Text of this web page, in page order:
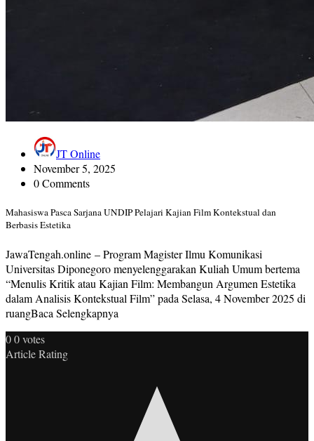
JT Online
November 5, 2025
0 Comments
Mahasiswa Pasca Sarjana UNDIP Pelajari Kajian Film Kontekstual dan
Berbasis Estetika
JawaTengah.online – Program Magister Ilmu Komunikasi
Universitas Diponegoro menyelenggarakan Kuliah Umum bertema
“Menulis Kritik atau Kajian Film: Membangun Argumen Estetika
dalam Analisis Kontekstual Film” pada Selasa, 4 November 2025 di
ruangBaca Selengkapnya
00votes
Article Rating